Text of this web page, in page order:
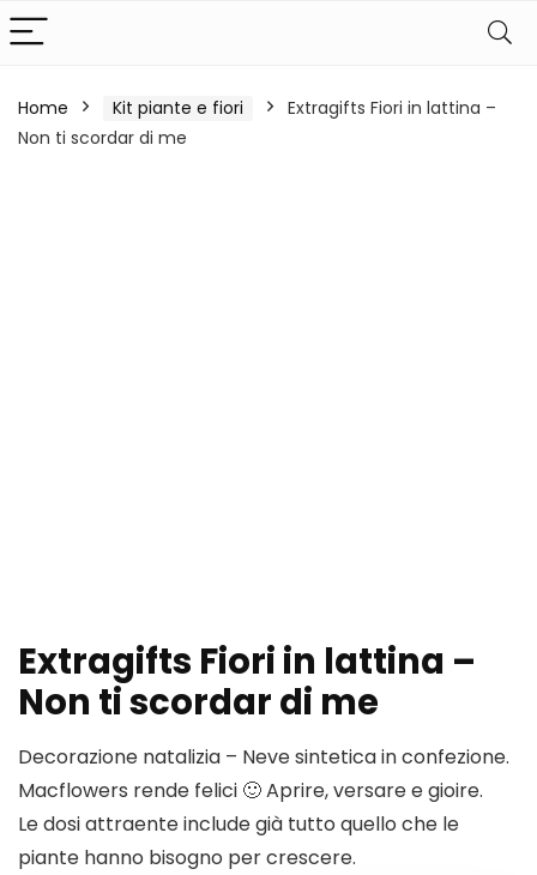
Home Kit piante e fiori
Extragifts Fiori in lattina –
Non ti scordar di me
Extragifts Fiori in lattina –
Non ti scordar di me
Decorazione natalizia – Neve sintetica in confezione.
Macflowers rende felici 🙂 Aprire, versare e gioire.
Le dosi attraente include già tutto quello che le
piante hanno bisogno per crescere.